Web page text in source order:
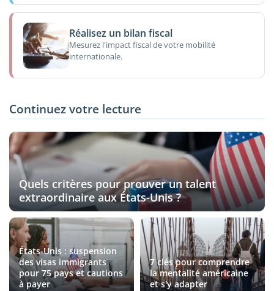
Réalisez un bilan fiscal
Mesurez l'impact fiscal de votre mobilité
internationale.
Continuez votre lecture
Quels critères pour prouver un talent
extraordinaire aux États-Unis ?
États-Unis : suspension
des visas immigrants
pour 75 pays et cautions
à payer
7 clés pour comprendre
la mentalité américaine
et s'y adapter